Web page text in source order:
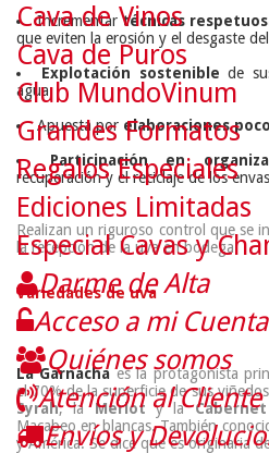
Incrementartécnicas
que eviten la erosión y el desgaste
Explotación sostenible de
agua.
Apuesta por elaboraciones
Participación en
recuperación y el reciclaje de los
Realizan un riguroso control que se
la recepción de la uva en bodega.
Variedades de uva
La Garnacha es la protagonista
el 70% de la superficie de sus
Syrah, laMerlot y laCabernet
Macabeo en blancas. También
y América. Se dice que es originaria
Cava de Vinos
Cava de Puros
Club MundoVinum
Grandes Formatos
Regalos Especiales
Ediciones Limitadas
Especial Cavas y
Darme de Alta
Acceso a mi Cuenta
Quiénes somos
Atención al
Envíos y